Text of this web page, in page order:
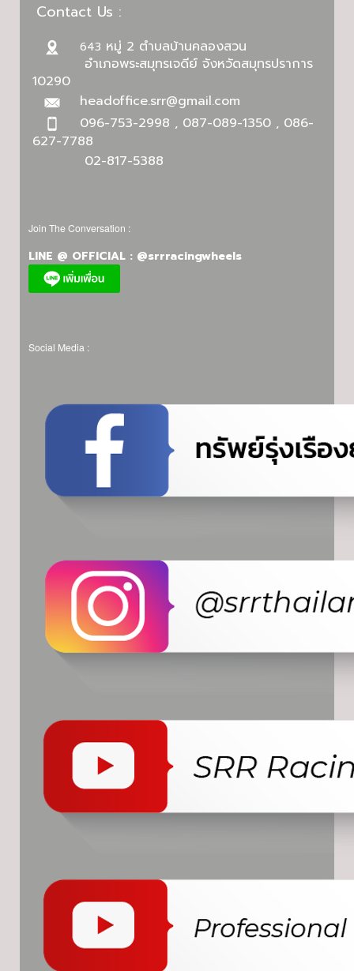
Contact Us :
643 หมู่ 2 ตำบลบ้านคลองสวน
อำเภอพระสมุทรเจดีย์ จังหวัดสมุทรปราการ
10290
headoffice.srr@gmail.com
096-753-2998 , 087-089-1350 , 086-
627-7788
02-817-5388
Join The Conversation :
LINE @ OFFICIAL : @srrracingwheels
Social Media :